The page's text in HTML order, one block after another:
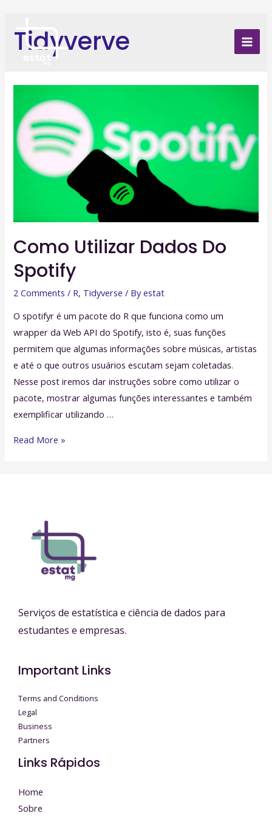
contentTidyverve
Como Utilizar Dados Do
Spotify
2 Comments / R, Tidyverse / Byestat
O spotifyr é um pacote do R que funciona como um
wrapper da Web API do Spotify, isto é, suas funções
permitem que algumas informações sobre músicas, artistas
e até o que outros usuários escutam sejam coletadas.
Nesse post iremos dar instruções sobre como utilizar o
pacote, mostrar algumas funções interessantes e também
exemplificar utilizando …
Como
Read More »
Serviços de estatística e ciência de dados para
estudantes e empresas.
Important Links
Terms and Conditions
Legal
Business
Partners
Links Rápidos
Home
Sobre